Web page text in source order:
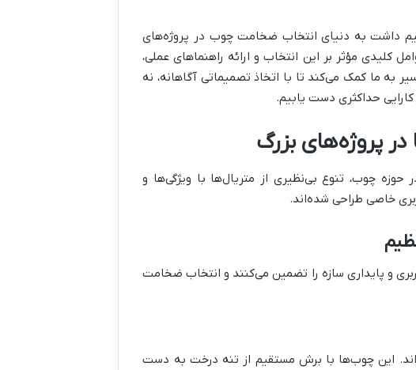
داشت به دنیای انتخاب ضخامت چوب در پروژه‌های
کلیدی مؤثر بر این انتخاب و ارائه راهنماهای عملی،
به ما کمک می‌کند تا با اتخاذ تصمیماتی آگاهانه، نه
حداکثری دست یابیم.
پروژه‌های بزرگ
حوزه چوب، تنوع بی‌نظیری از متریال‌ها با ویژگی‌ها و
خاصی طراحی شده‌اند.
و پایداری سازه را تضمین می‌کنند و انتخاب ضخامت
این چوب‌ها با برش مستقیم از تنه درخت به دست